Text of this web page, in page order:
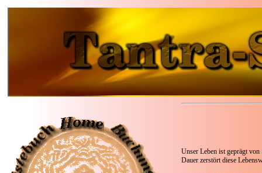
Unser Leben ist geprägt
Dauer zerstört diese